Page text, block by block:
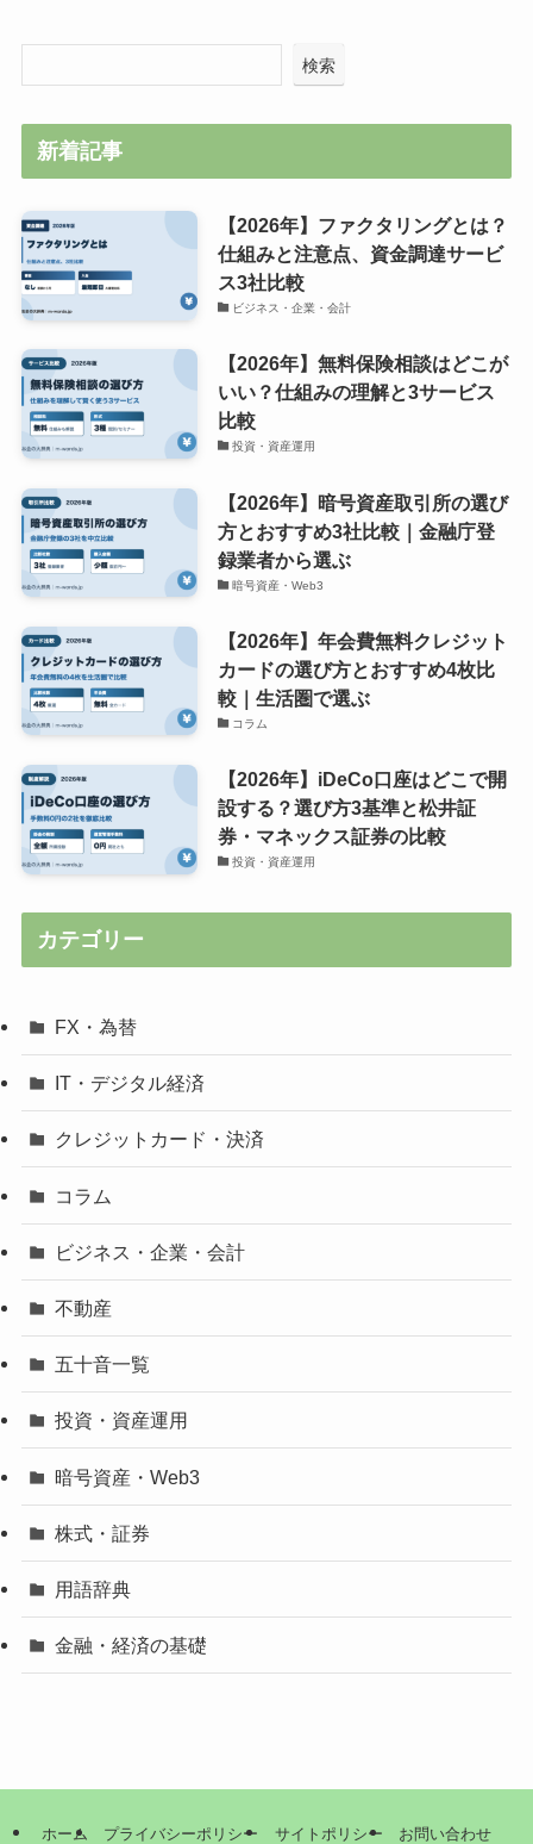
検索
新着記事
【2026年】ファクタリングとは？
仕組みと注意点、資金調達サービ
ス3社比較
ビジネス・企業・会計
【2026年】無料保険相談はどこが
いい？仕組みの理解と3サービス
比較
投資・資産運用
【2026年】暗号資産取引所の選び
方とおすすめ3社比較｜金融庁登
録業者から選ぶ
暗号資産・Web3
【2026年】年会費無料クレジット
カードの選び方とおすすめ4枚比
較｜生活圏で選ぶ
コラム
【2026年】iDeCo口座はどこで開
設する？選び方3基準と松井証
券・マネックス証券の比較
投資・資産運用
カテゴリー
FX・為替
IT・デジタル経済
クレジットカード・決済
コラム
ビジネス・企業・会計
不動産
五十音一覧
投資・資産運用
暗号資産・Web3
株式・証券
用語辞典
金融・経済の基礎
ホーム プライバシーポリシー サイトポリシー お問い合わせ